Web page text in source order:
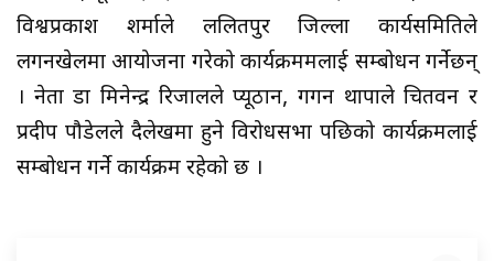
विश्वप्रकाश शर्माले ललितपुर जिल्ला कार्यसमितिले
लगनखेलमा आयोजना गरेको कार्यक्रममलाई सम्बोधन गर्नेछन्
। नेता डा मिनेन्द्र रिजालले प्यूठान, गगन थापाले चितवन र
प्रदीप पौडेलले दैलेखमा हुने विरोधसभा पछिको कार्यक्रमलाई
सम्बोधन गर्ने कार्यक्रम रहेको छ ।